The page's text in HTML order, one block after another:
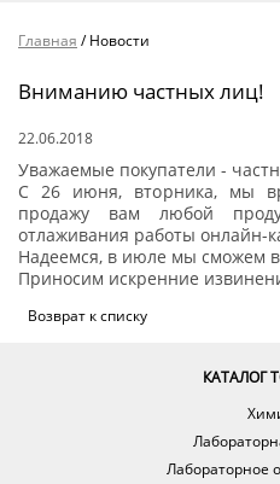
Главная /Новости
Вниманию частных лиц!
22.06.2018
Уважаемые покупатели -
С 26 июня, вторника, мы
продажу вам любой
отлаживания работы онлайн-
Надеемся, в июле мы сможем
Приносим искренние
Возврат к списку
КАТАЛОГ
Лабораторное